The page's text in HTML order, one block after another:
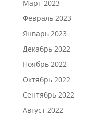
Март 2023
Февраль 2023
Январь 2023
Декабрь 2022
Ноябрь 2022
Октябрь 2022
Сентябрь 2022
Август 2022